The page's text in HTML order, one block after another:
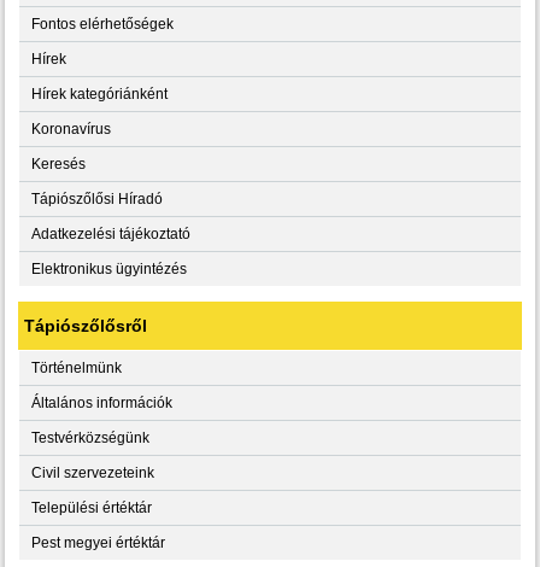
Fontos elérhetőségek
Hírek
Hírek kategóriánként
Koronavírus
Keresés
Tápiószőlősi Híradó
Adatkezelési tájékoztató
Elektronikus ügyintézés
Tápiószőlősről
Történelmünk
Általános információk
Testvérközségünk
Civil szervezeteink
Települési értéktár
Pest megyei értéktár